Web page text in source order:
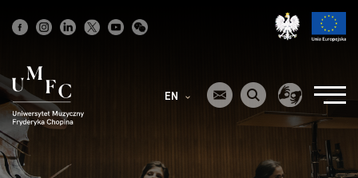
główna
EN